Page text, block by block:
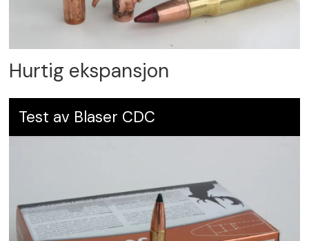
Hurtig ekspansjon
Test av Blaser CDC